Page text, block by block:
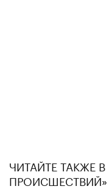
ЧИТАЙТЕ ТАКЖЕ
ПРОИСШЕСТВИЙ»